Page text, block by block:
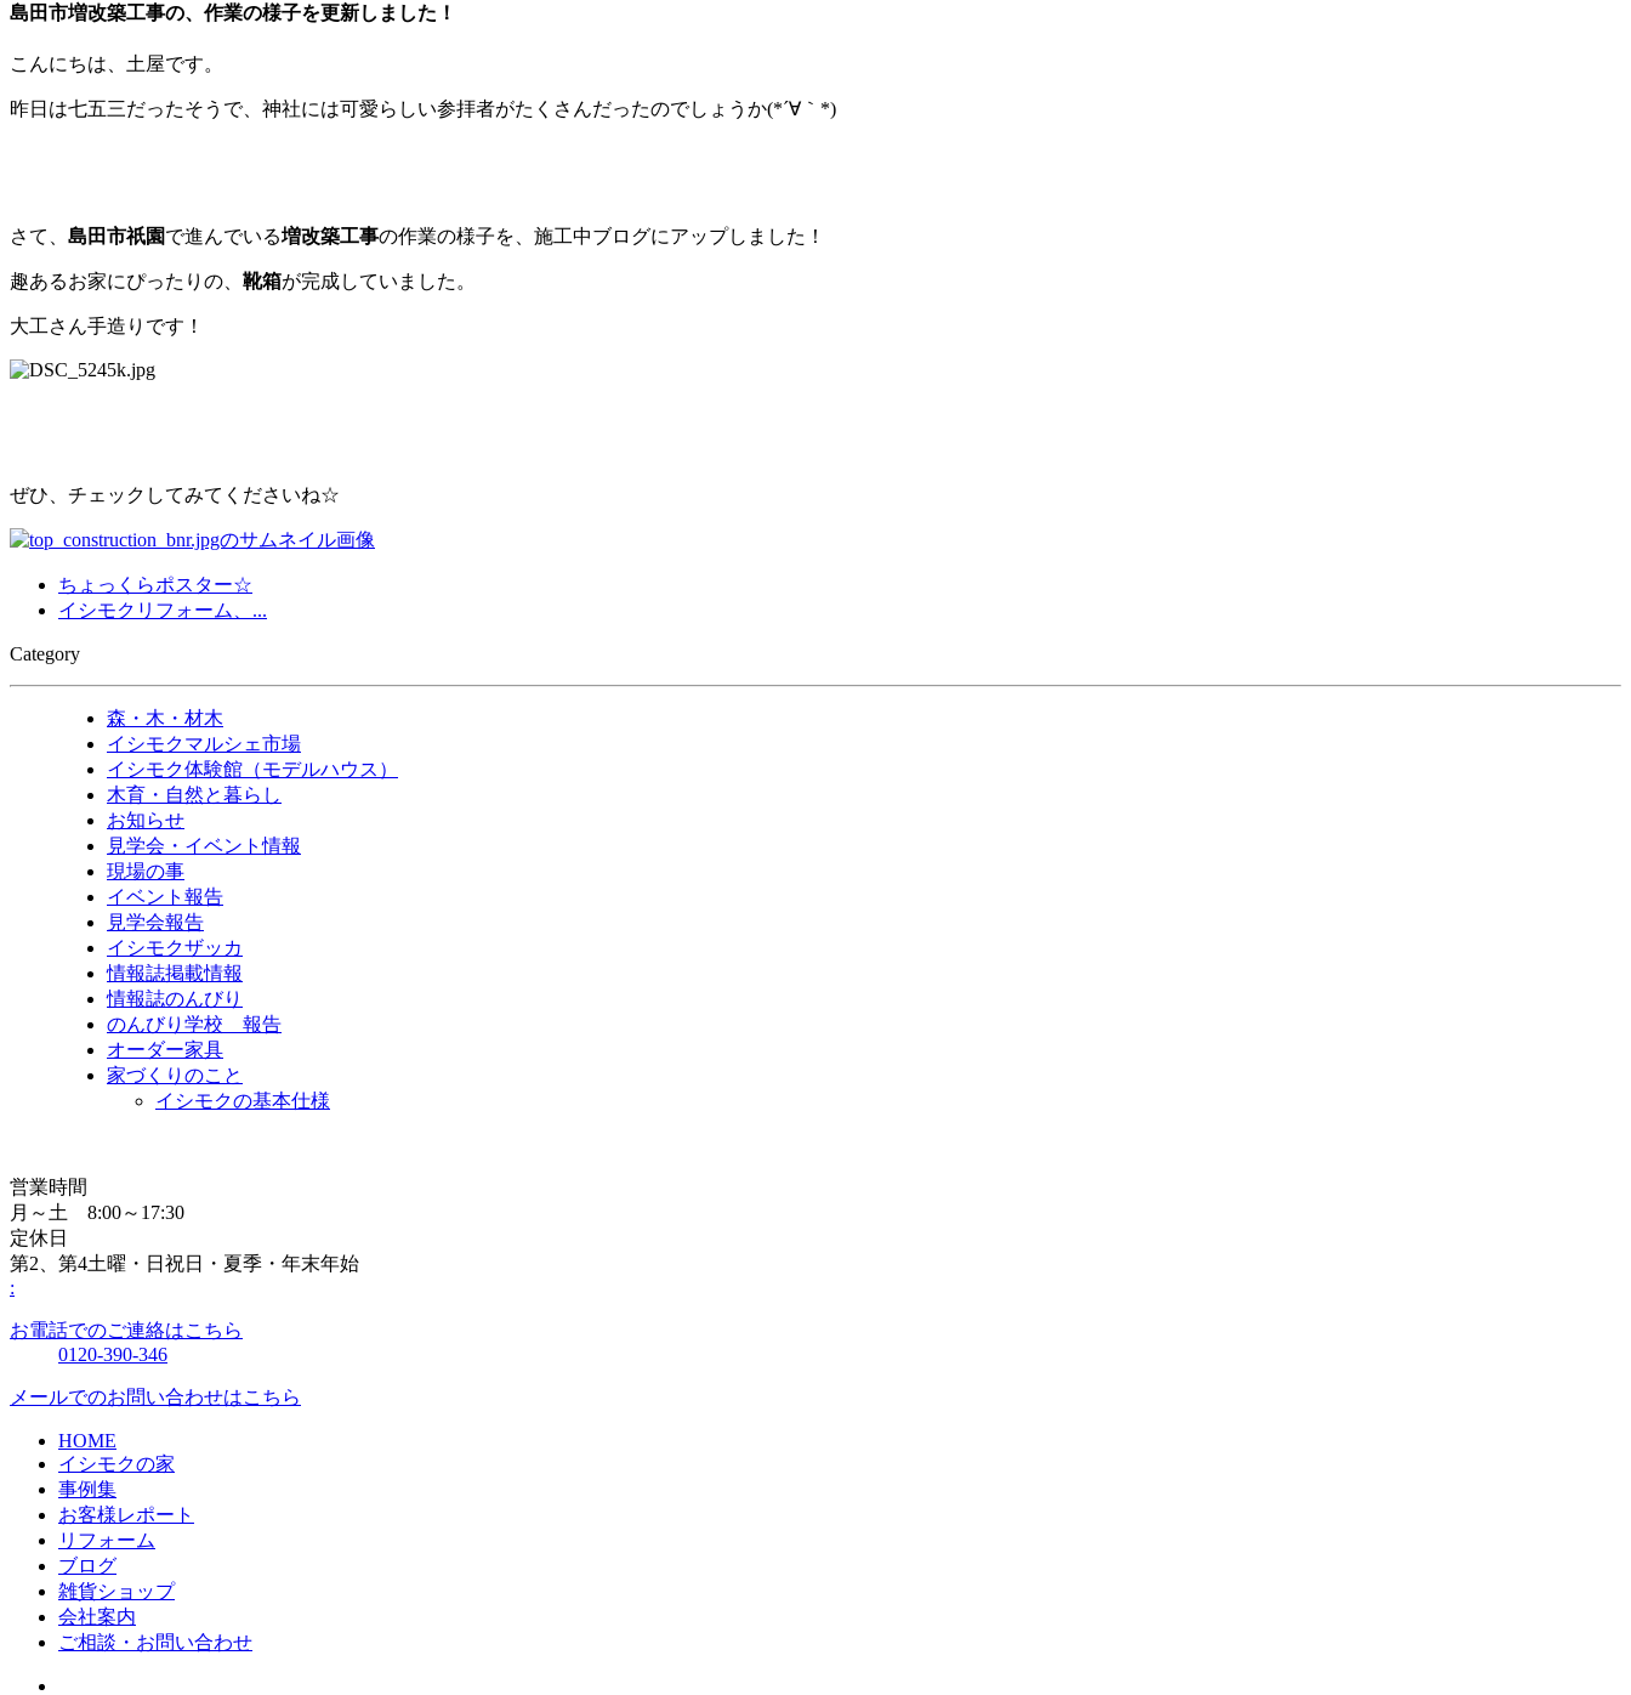
島田市増改築工事の、作業の様子を更新しました！
こんにちは、土屋です。
昨日は七五三だったそうで、神社には可愛らしい参拝者がたくさんだったのでしょうか(*´∀｀*)
さて、 島田市祇園で進んでいる増改築工事の作業の様子を、施工中ブログにアップしました！
趣あるお家にぴったりの、 靴箱が完成していました。
大工さん手造りです！
ぜひ、チェックしてみてくださいね☆
ちょっくらポスター☆
イシモクリフォーム、...
Category
森・木・材木
イシモクマルシェ市場
イシモク体験館（モデルハウス）
木育・自然と暮らし
お知らせ
見学会・イベント情報
現場の事
イベント報告
見学会報告
イシモクザッカ
情報誌掲載情報
情報誌のんびり
のんびり学校 報告
オーダー家具
家づくりのこと
イシモクの基本仕様
営業時間
月～土 8:00～17:30
定休日
第2、第4土曜・日祝日・夏季・年末年始
:
お電話でのご連絡はこちら
0120-390-346
メールでのお問い合わせはこちら
HOME
イシモクの家
事例集
お客様レポート
リフォーム
ブログ
雑貨ショップ
会社案内
ご相談・お問い合わせ